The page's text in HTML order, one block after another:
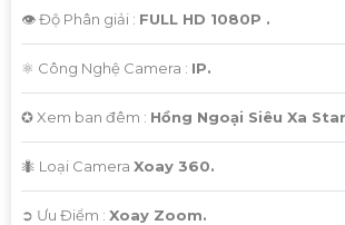
👁 Độ Phân giải : FULL HD 1080P .
⚛️ Công Nghệ Camera : IP.
✪ Xem ban đêm : Hồng Ngoại Siêu Xa
🐜 Loại Camera Xoay 360.
️➲ Ưu Điểm : Xoay Zoom.